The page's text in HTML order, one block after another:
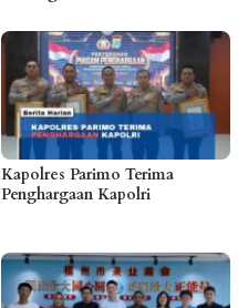
Kapolres Parimo Terima
Penghargaan Kapolri